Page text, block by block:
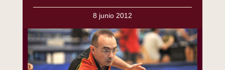
8 junio 2012